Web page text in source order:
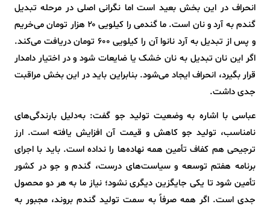
انحراف در این بخش بعید است اما نگرانی اصلی در مرحله تبدیل
گندم به آرد و نان است. ما گندمی را کیلویی ۲۰ هزار تومان می‌خریم
و پس از تبدیل به آرد نانوا آن را کیلویی ۶۰۰ تومان دریافت می‌کند.
اگر این نان تبدیل به نان خشک یا ضایعات شود و در اختیار دامدار
قرار بگیرد، انحراف ایجاد می‌شود. بنابراین باید در این بخش مراقبت
جدی داشت.
عباسی با اشاره به وضعیت تولید جو گفت: به‌دلیل بارندگی‌های
نامناسب، تولید جو کاهش و قیمت آن افزایش یافته است. ارز
ترجیحی هم کفاف تأمین همه نهاده‌ها را نداده است. باید با اجرای
برنامه هفتم توسعه و سیاست‌های درست، گندم و جو در کشور
تأمین شود تا یکی جایگزین دیگری نشود؛ نیاز ما به هر دو محصول
جدی است. اگر همه صرفاً به سمت تولید گندم بروند، مجبور به